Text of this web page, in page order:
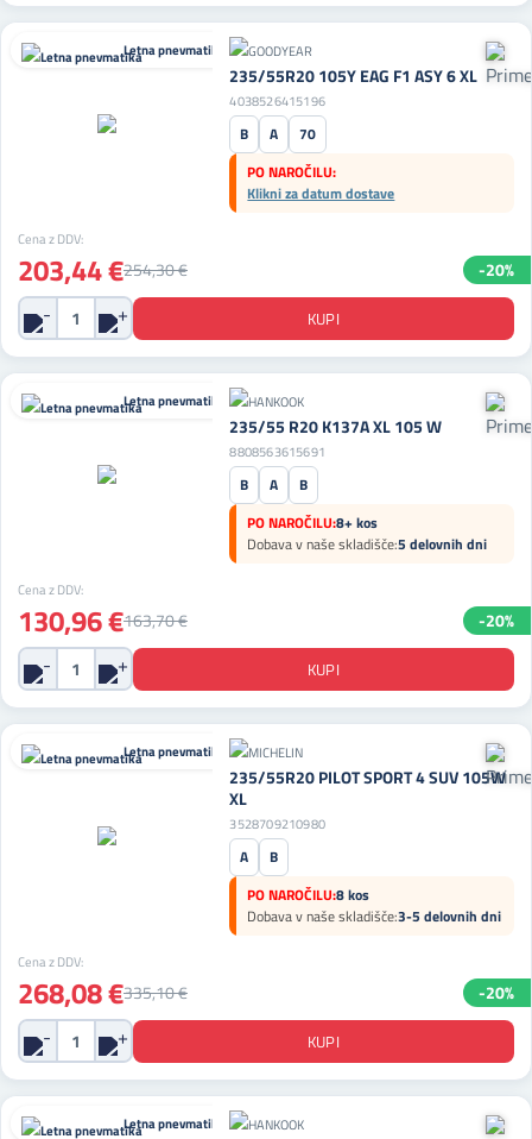
Letna pnevmatika
235/55R20 105Y EAG F1 ASY 6 XL
4038526415196
B A
70
PO NAROČILU:
Klikni za datum dostave
Cena z DDV:
203,44 €254,30 € -20%
Letna pnevmatika
235/55 R20 K137A XL 105 W
8808563615691
B A
B
PO NAROČILU:8+ kos
Dobava v naše skladišče:5 delovnih dni
Cena z DDV:
130,96 €163,70 € -20%
Letna pnevmatika
235/55R20 PILOT SPORT 4 SUV 105W
XL
3528709210980
A
B
PO NAROČILU:8 kos
Dobava v naše skladišče:3-5 delovnih dni
Cena z DDV:
268,08 €335,10 € -20%
Letna pnevmatika